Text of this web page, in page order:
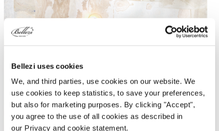
Bellezi uses cookies
We, and third parties, use cookies on our website. We
use cookies to keep statistics, to save your preferences,
but also for marketing purposes. By clicking "Accept",
you agree to the use of all cookies as described in
our Privacy and cookie statement.